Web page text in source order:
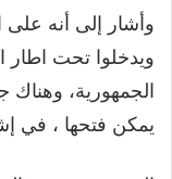
وأشار إلى أنه
ويدخلوا تحت اطار
الجمهورية، وهناك
يمكن فتحها ، في